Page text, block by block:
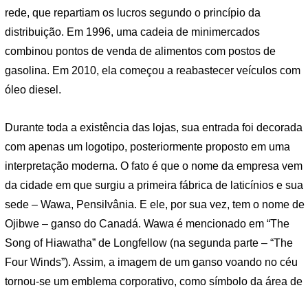
rede, que repartiam os lucros segundo o princípio da
distribuição. Em 1996, uma cadeia de minimercados
combinou pontos de venda de alimentos com postos de
gasolina. Em 2010, ela começou a reabastecer veículos com
óleo diesel.
Durante toda a existência das lojas, sua entrada foi decorada
com apenas um logotipo, posteriormente proposto em uma
interpretação moderna. O fato é que o nome da empresa vem
da cidade em que surgiu a primeira fábrica de laticínios e sua
sede – Wawa, Pensilvânia. E ele, por sua vez, tem o nome de
Ojibwe – ganso do Canadá. Wawa é mencionado em “The
Song of Hiawatha” de Longfellow (na segunda parte – “The
Four Winds”). Assim, a imagem de um ganso voando no céu
tornou-se um emblema corporativo, como símbolo da área de